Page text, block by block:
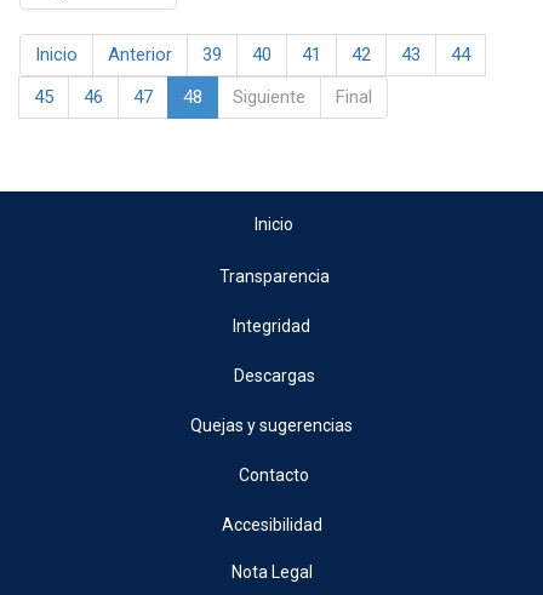
Inicio Anterior 39 40 41 42 43
44
45
46 47 48 Siguiente Final
Inicio
Transparencia
Integridad
Descargas
Quejas y sugerencias
Contacto
Accesibilidad
Nota Legal